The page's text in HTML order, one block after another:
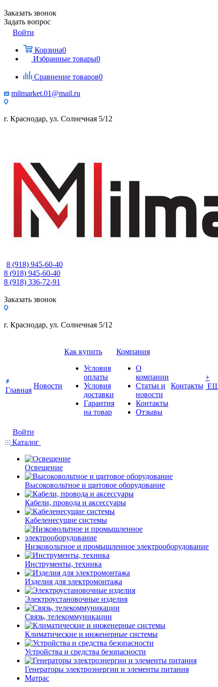
Заказать звонок
Задать вопрос
Войти
Корзина0
Избранные товары0
Сравнение товаров0
milmarket.01@mail.ru
г. Краснодар, ул. Солнечная 5/12
8 (918) 945-60-40
8 (918) 945-60-40
8 (918) 336-72-91
Заказать звонок
г. Краснодар, ул. Солнечная 5/12
Главная
Новости
Как купить
Условия
оплаты
Условия
доставки
Гарантия
на товар
Компания
О
компании
Статьи и
новости
Контакты
Отзывы
Контакты
+
Войти
Каталог
Освещение
Высоковольтное и щитовое оборудование
Кабели, провода и аксессуары
Кабеленесущие системы
Низковольтное и промышленное электрооборудование
Инструменты, техника
Изделия для электромонтажа
Электроустановочные изделия
Связь, телекоммуникации
Климатические и инженерные системы
Устройства и средства безопасности
Генераторы электроэнергии и элементы питания
Матрас